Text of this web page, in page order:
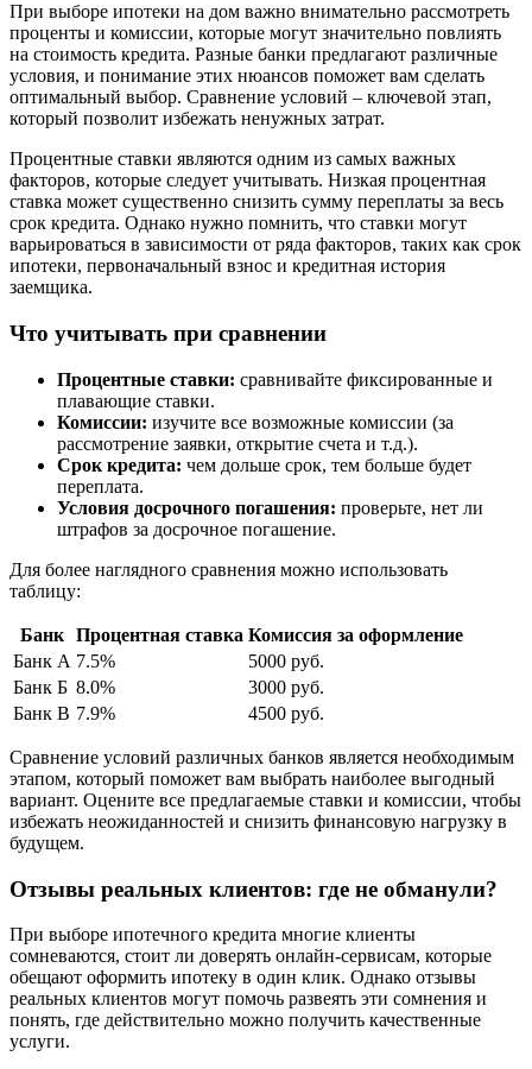
При выборе ипотеки на дом важно внимательно рассмотреть
проценты и комиссии, которые могут значительно повлиять
на стоимость кредита. Разные банки предлагают различные
условия, и понимание этих нюансов поможет вам сделать
оптимальный выбор. Сравнение условий – ключевой этап,
который позволит избежать ненужных затрат.
Процентные ставки являются одним из самых важных
факторов, которые следует учитывать. Низкая процентная
ставка может существенно снизить сумму переплаты за весь
срок кредита. Однако нужно помнить, что ставки могут
варьироваться в зависимости от ряда факторов, таких как срок
ипотеки, первоначальный взнос и кредитная история
заемщика.
Что учитывать при сравнении
Процентные ставки: сравнивайте фиксированные и
плавающие ставки.
Комиссии: изучите все возможные комиссии (за
рассмотрение заявки, открытие счета и т.д.).
Срок кредита: чем дольше срок, тем больше будет
переплата.
Условия досрочного погашения: проверьте, нет ли
штрафов за досрочное погашение.
Для более наглядного сравнения можно использовать
таблицу:
Банк Процентная ставка Комиссия за оформление
Банк А 7.5%
5000 руб.
Банк Б 8.0%
3000 руб.
Банк В 7.9% 4500 руб.
Сравнение условий различных банков является необходимым
этапом, который поможет вам выбрать наиболее выгодный
вариант. Оцените все предлагаемые ставки и комиссии, чтобы
избежать неожиданностей и снизить финансовую нагрузку в
будущем.
Отзывы реальных клиентов: где не обманули?
При выборе ипотечного кредита многие клиенты
сомневаются, стоит ли доверять онлайн-сервисам, которые
обещают оформить ипотеку в один клик. Однако отзывы
реальных клиентов могут помочь развеять эти сомнения и
понять, где действительно можно получить качественные
услуги.